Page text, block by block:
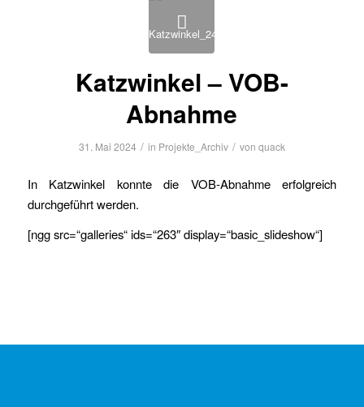
Katzwinkel – VOB-
Abnahme
31. Mai 2024 / in Projekte_Archiv / von quack
In Katzwinkel konnte die VOB-Abnahme erfolgreich
durchgeführt werden.
[ngg src=“galleries“ ids=“263″ display=“basic_slideshow“]